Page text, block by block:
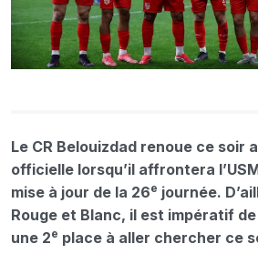
Le CR Belouizdad renoue ce soir
officielle lorsqu’il affrontera
mise à jour de la 26e journée.
Rouge et Blanc, il est impératif
une 2e place à aller chercher ce